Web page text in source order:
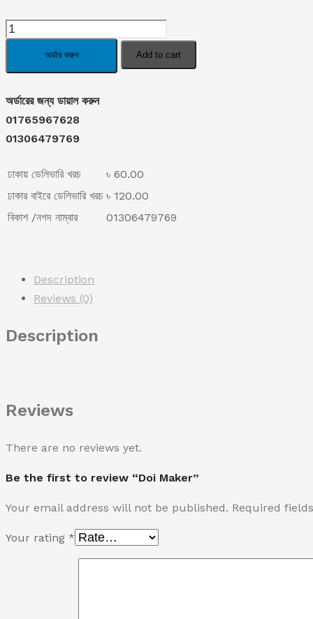
price
was:
৳ 890.00.
price
is:
Doi
অর্ডার করুন Add to cart
অর্ডারের জন্য ডায়াল করুন
01765967628
01306479769
ঢাকায় ডেলিভারি খরচ
৳ 60.00
ঢাকার বাইরে ডেলিভারি খরচ ৳ 120.00
বিকাশ /নগদ নাম্বার
01306479769
Description
Reviews (0)
Description
Reviews
There are no reviews yet.
Be the first to review “Doi Maker”
Your email address will not be published. Required
Your rating *